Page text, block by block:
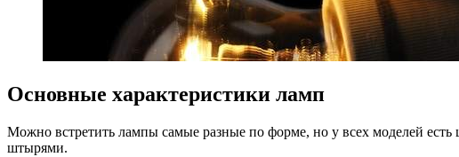
Основные характеристики ламп
Можно встретить лампы самые разные по форме, но у всех моделей есть
штырями.